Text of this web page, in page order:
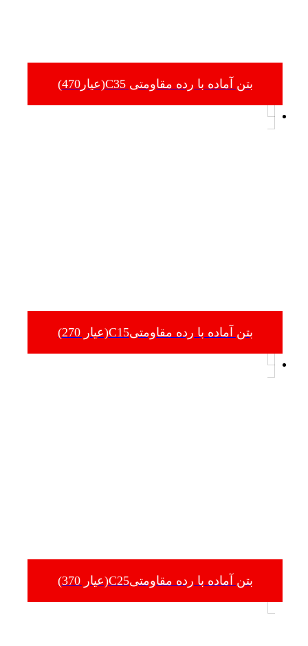
بتن آماده با رده مقاومتی C35(عیار470)
بتن آماده با رده مقاومتیC15(عیار 270)
بتن آماده با رده مقاومتیC25(عیار 370)